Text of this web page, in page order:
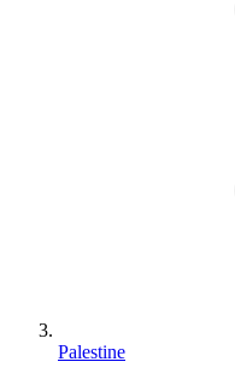
Palestine